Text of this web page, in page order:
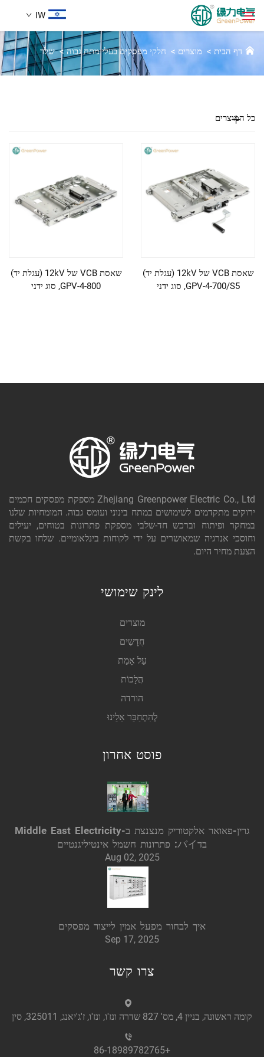
IW
מוצרים
הֲלָכוֹת
הורדה
מסד
דף הבית> מוצרים > חלקי מפסקים בעלי מתח גבוה>שלד
כל המוצרים
שאסת VCB של 12kV (עגלת יד)
GPV-4-700/S5, סוג ידני
שאסת VCB של 12kV (עגלת יד)
GPV-4-800, סוג ידני
Zhejiang Greenpower Electric Co., Ltd מספקת מפסקים חכמים
ירוקים מתקדמים לשימושים במתח בינוני ועומס גבוה. המומחיות שלנו
במחקר ופיתוח וברכש חד-שלבי מספקת פתרונות בטוחים, יעילים
וחוסכי אנרגיה שמאושרים על ידי לקוחות בינלאומיים. שלחו בקשת
הצעת מחיר היום.
לינק שימושי
מוצרים
חֲדָשִים
עַל אָמַת
הֲלָכוֹת
הורדה
לְהִתְחַבֵּר אֵלֵינוּ
פוסט אחרון
גרין-פאואר אלקטוריק מנצנצת ב-Middle East Electricity
בדバイ: פתרונות חשמל אינטיליגנטיים
Aug 02, 2025
איך לבחור מפעל אמין לייצור מפסקים
Sep 17, 2025
צרו קשר
קומה ראשונה, בניין 4, מס' 827 שדרה ונז'ו, ונז'ו, ז'ג'יאנג, 325011, סין
+86-18989782765